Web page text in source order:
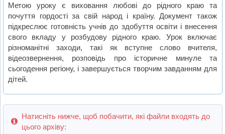
Метою уроку є виховання любові до рідного краю та
почуття гордості за свій народ і країну. Документ також
підкреслює готовність учнів до здобуття освіти і внесення
свого вкладу у розбудову рідного краю. Урок включає
різноманітні заходи, такі як вступне слово вчителя,
відеозвернення, розповідь про історичне минуле та
сьогодення регіону, і завершується творчим завданням для
дітей.
Натисніть нижче, щоб побачити, які файли входять до
цього архіву: